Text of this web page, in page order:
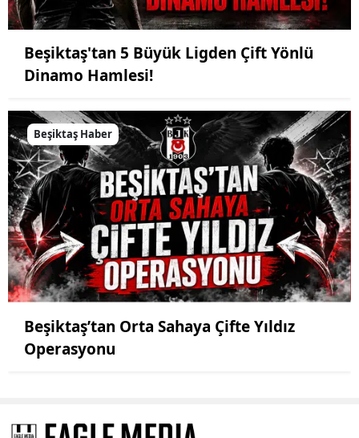
Beşiktaş'tan 5 Büyük Ligden Çift Yönlü
Dinamo Hamlesi!
Beşiktaş Haber
Beşiktaş’tan Orta Sahaya Çifte Yıldız
Operasyonu